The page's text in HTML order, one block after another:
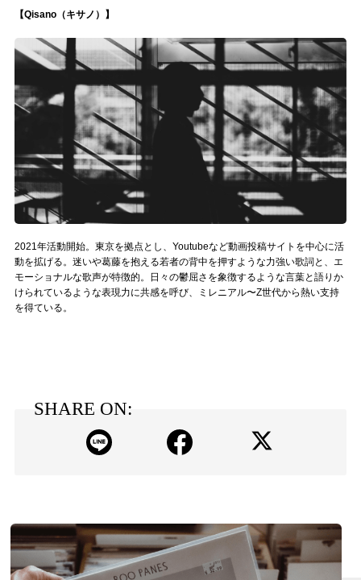
【Qisano（キサノ）】
2021年活動開始。東京を拠点とし、Youtubeなど動画投稿サイトを中心に活
動を拡げる。迷いや葛藤を抱える若者の背中を押すような力強い歌詞と、エ
モーショナルな歌声が特徴的。日々の鬱屈さを象徴するような言葉と語りか
けられているような表現力に共感を呼び、ミレニアル〜Z世代から熱い支持
を得ている。
SHARE ON: